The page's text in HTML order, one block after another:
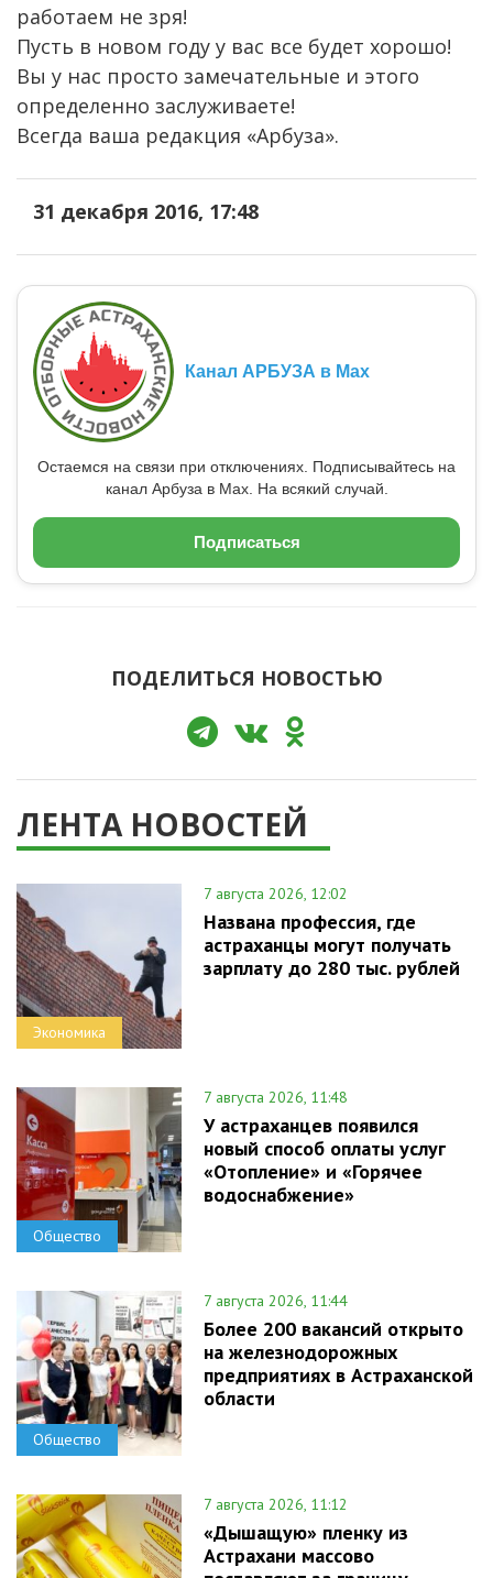
работаем не зря!
Пусть в новом году у вас все будет хорошо!
Вы у нас просто замечательные и этого
определенно заслуживаете!
Всегда ваша редакция «Арбуза».
31 декабря 2016, 17:48
Канал АРБУЗА в Max
Остаемся на связи при отключениях. Подписывайтесь на
канал Арбуза в Max. На всякий случай.
Подписаться
ПОДЕЛИТЬСЯ НОВОСТЬЮ
ЛЕНТА НОВОСТЕЙ
Экономика
7 августа 2026, 12:02
Названа профессия, где
астраханцы могут получать
зарплату до 280 тыс. рублей
Общество
7 августа 2026, 11:48
У астраханцев появился
новый способ оплаты услуг
«Отопление» и «Горячее
водоснабжение»
Общество
7 августа 2026, 11:44
Более 200 вакансий открыто
на железнодорожных
предприятиях в Астраханской
области
7 августа 2026, 11:12
«Дышащую» пленку из
Астрахани массово